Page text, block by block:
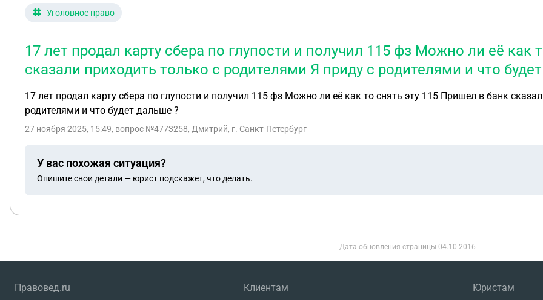
Уголовное право
17 лет продал карту сбера по глупости и получил 115 фз Можно ли её как
сказали приходить только с родителями Я приду с родителями и что
17 лет продал карту сбера по глупости и получил 115 фз Можно ли её как то снять эту 115 Пришел в банк
родителями и что будет дальше ?
27 ноября 2025, 15:49, вопрос №4773258, Дмитрий, г. Санкт-Петербург
У вас похожая ситуация?
Опишите свои детали — юрист подскажет, что делать.
Дата обновления страницы 04.10.2016
Правовед.ru Клиентам Юристам